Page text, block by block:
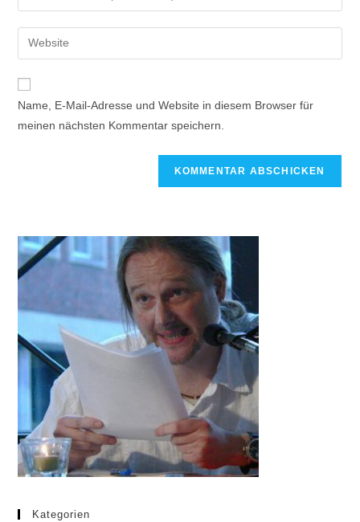
Name, E-Mail-Adresse und Website in diesem Browser für
meinen nächsten Kommentar speichern.
Kategorien